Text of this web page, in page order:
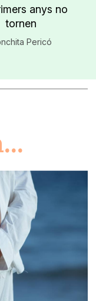
anys no
tornen
Pericó